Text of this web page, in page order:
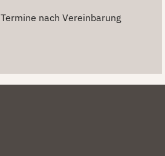
Termine nach Vereinbarung